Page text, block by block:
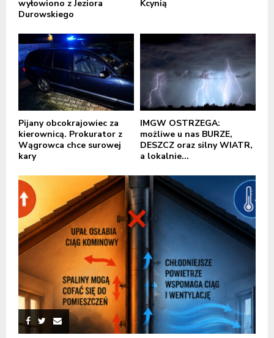
wyłowiono z Jeziora
Durowskiego
Kcynią
Pijany obcokrajowiec za
kierownicą. Prokurator z
Wągrowca chce surowej
kary
IMGW OSTRZEGA:
możliwe u nas BURZE,
DESZCZ oraz silny WIATR,
a lokalnie...